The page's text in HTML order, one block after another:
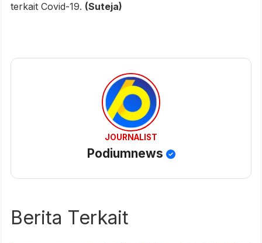
terkait Covid-19. (Suteja)
JOURNALIST
Podiumnews
Berita Terkait